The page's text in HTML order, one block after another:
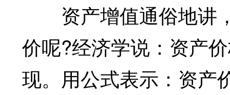
资产增值通俗地讲
价呢?经济学说：资产
现。用公式表示：资产